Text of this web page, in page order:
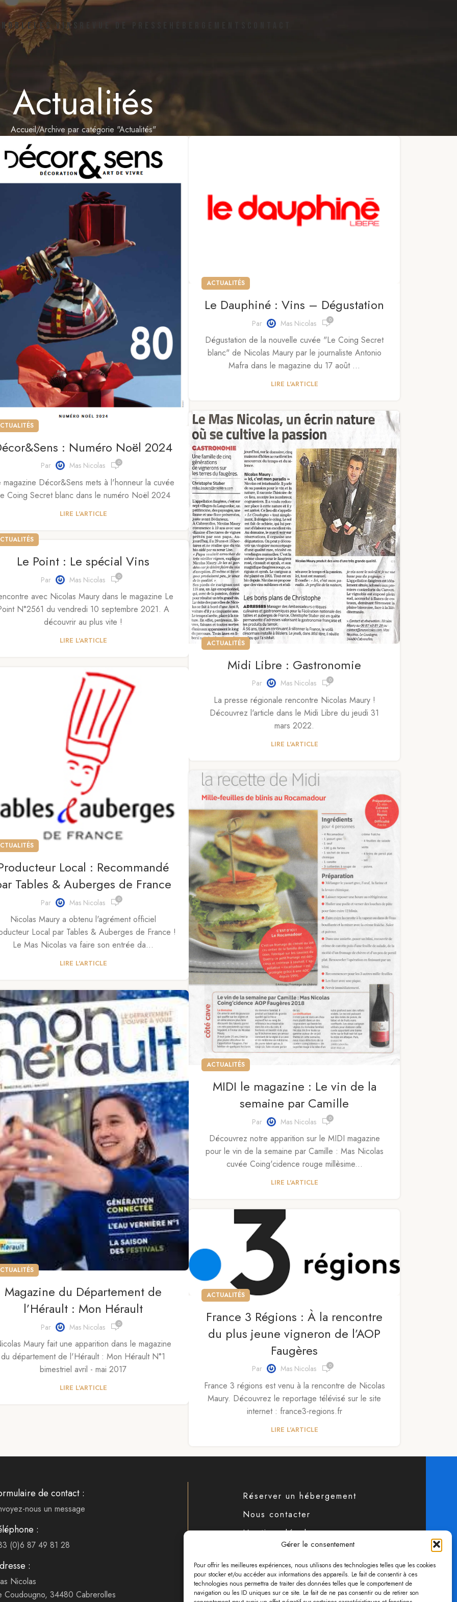
Gérer le consentement
Pour offrir les meilleures expériences, nous utilisons des technologies telles que les cookies
pour stocker et/ou accéder aux informations des appareils. Le fait de consentir à ces
technologies nous permettra de traiter des données telles que le comportement de
navigation ou les ID uniques sur ce site. Le fait de ne pas consentir ou de retirer son
LES VINS
Actualités
Accueil Archive par catégorie "Actualités"
: Numéro Noël 2024
Par Mas Nicolas 0
magazine Décor&Sens mets à l'honneur la cuvée
Coing Secret blanc dans le numéro Noël 2024
LIRE L'ARTICLE
ACTUALITÉS
Le Dauphiné : Vins – Dégustation
Par Mas Nicolas 0
Dégustation de la nouvelle cuvée "Le Coing Secret
blanc" de Nicolas Maury par le journaliste Antonio
Mafra dans le magazine du 17 août ...
LIRE L'ARTICLE
ACTUALITÉS
Midi Libre : Gastronomie
Par Mas Nicolas 0
La presse régionale rencontre Nicolas Maury !
Découvrez l'article dans le Midi Libre du jeudi 31
mars 2022.
LIRE L'ARTICLE
Le Point : Le spécial Vins
Par Mas Nicolas 0
avec Nicolas Maury dans le magazine Le
N°2561 du vendredi 10 septembre 2021. A
découvrir au plus vite !
LIRE L'ARTICLE
Local : Recommandé
Tables & Auberges de France
Par Mas Nicolas 0
Nicolas Maury a obtenu l'agrément officiel
Local par Tables & Auberges de France !
Le Mas Nicolas va faire son entrée da...
LIRE L'ARTICLE
ACTUALITÉS
MIDI le magazine : Le vin de la
semaine par Camille
Par Mas Nicolas 0
Découvrez notre apparition sur le MIDI magazine
pour le vin de la semaine par Camille : Mas Nicolas
cuvée Coing'cidence rouge millèsime...
LIRE L'ARTICLE
Magazine du Département de
l’Hérault : Mon Hérault
Par Mas Nicolas 0
Maury fait une apparition dans le magazine
du département de l'Hérault : Mon Hérault N°1
bimestriel avril - mai 2017
LIRE L'ARTICLE
ACTUALITÉS
France 3 Régions : À la rencontre
du plus jeune vigneron de l’AOP
Faugères
Par Mas Nicolas 0
France 3 régions est venu à la rencontre de Nicolas
Maury. Découvrez le reportage télévisé sur le site
internet : france3-regions.fr
LIRE L'ARTICLE
de contact :
nous un message
:
(0)6 87 49 81 28
:
Nicolas
Coudougno, 34480 Cabrerolles
Réserver un hébergement
Nous contacter
Mentions légales
Politique de confidentialité
Politique des cookies